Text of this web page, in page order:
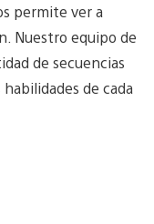
permite ver a
Nuestro equipo de
de secuencias
de cada